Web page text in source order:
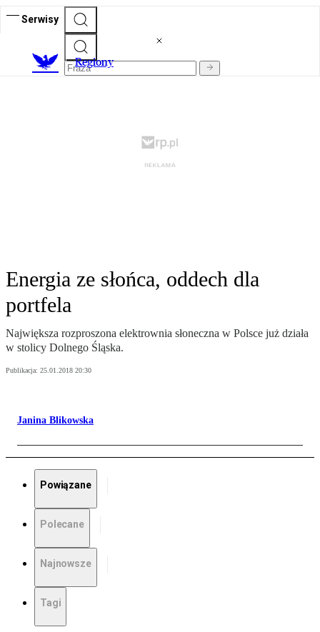
Serwisy
Regiony
Energia ze słońca, oddech dla
portfela
Największa rozproszona elektrownia słoneczna w Polsce już działa
w stolicy Dolnego Śląska.
Publikacja: 25.01.2018 20:30
Janina Blikowska
Powiązane
Polecane
Najnowsze
Tagi